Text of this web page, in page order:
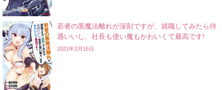
若者の黒魔法離れが深刻ですが、就職してみたら待
遇いいし、社長も使い魔もかわいくて最高です!
2021年2月15日